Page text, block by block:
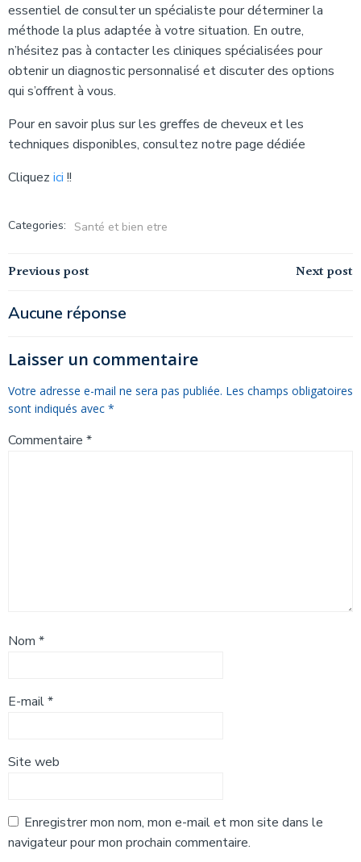
essentiel de consulter un spécialiste pour déterminer la
méthode la plus adaptée à votre situation. En outre,
n’hésitez pas à contacter les cliniques spécialisées pour
obtenir un diagnostic personnalisé et discuter des options
qui s’offrent à vous.
Pour en savoir plus sur les greffes de cheveux et les
techniques disponibles, consultez notre page dédiée
Cliquez ici !!
Categories: Santé et bien etre
Navigation
de
l’article
Previous post Navigation
l’article
Next post
Aucune réponse
Laisser un commentaire
Votre adresse e-mail ne sera pas publiée. Les champs obligatoires
sont indiqués avec *
Commentaire *
Nom *
E-mail*
Site web
Enregistrer mon nom, mon e-mail et mon site dans le
navigateur pour mon prochain commentaire.